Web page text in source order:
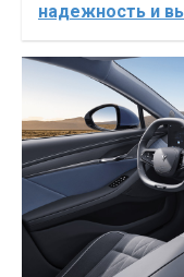
надежность и